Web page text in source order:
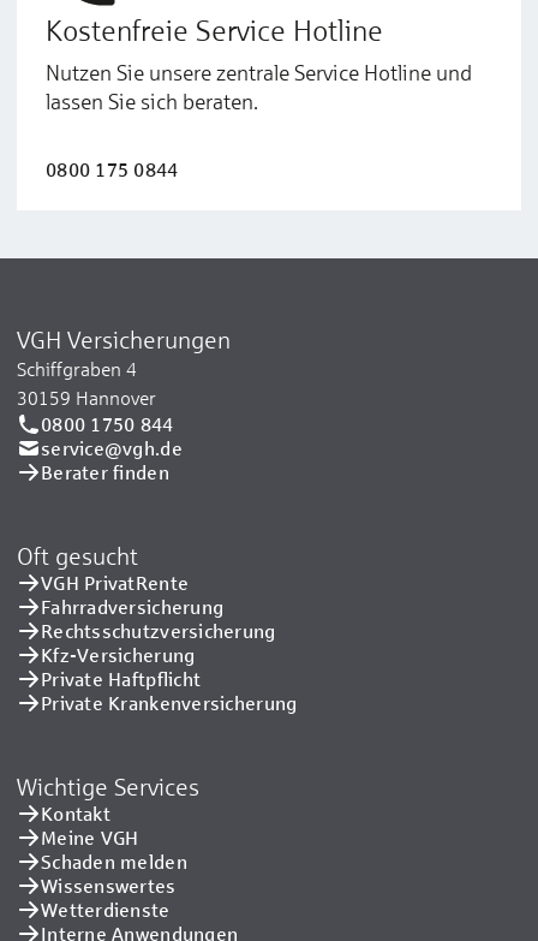
Kostenfreie Service Hotline
Nutzen Sie unsere zentrale Service Hotline und
lassen Sie sich beraten.
0800 175 0844
VGH Versicherungen
Schiffgraben 4
30159 Hannover
0800 1750 844
service@vgh.de
Berater finden
Oft gesucht
VGH PrivatRente
Fahrradversicherung
Rechtsschutzversicherung
Kfz-Versicherung
Private Haftpflicht
Private Kranken­versicherung
Wichtige Services
Kontakt
Meine VGH
Schaden melden
Wissenswertes
Wetterdienste
Interne Anwendungen